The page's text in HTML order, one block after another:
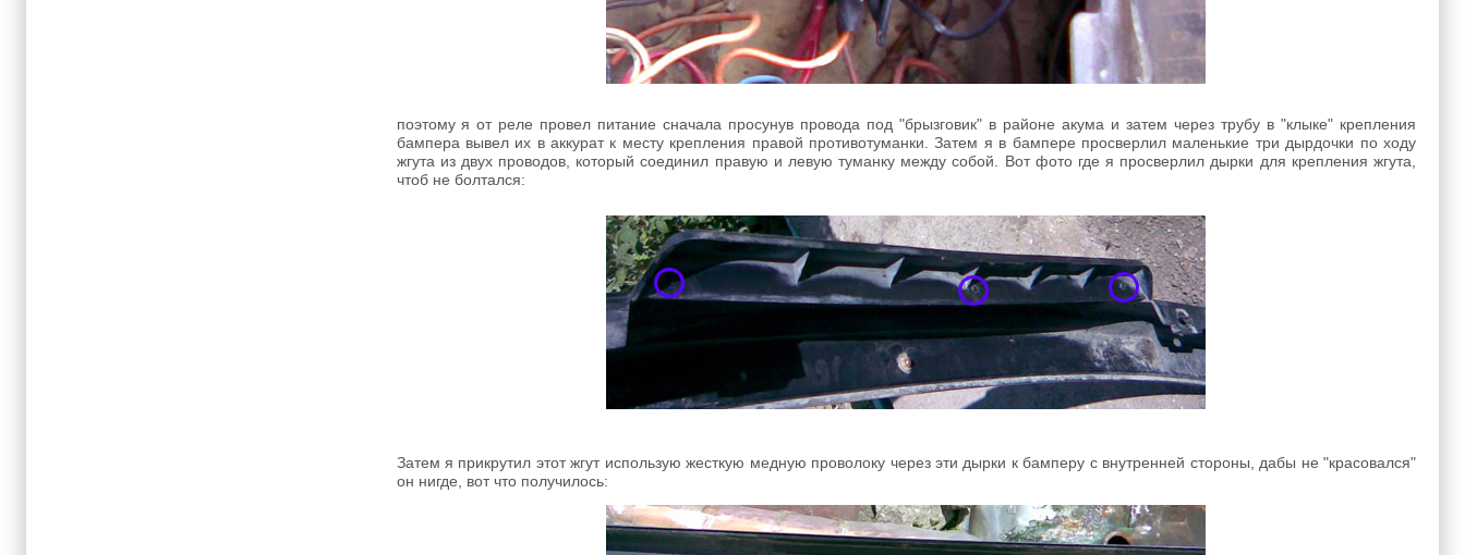
поэтому я от реле провел питание сначала просунув провода под "брызговик" в районе акума и затем через трубу в "клыке" крепления
бампера вывел их в аккурат к месту крепления правой противотуманки. Затем я в бампере просверлил маленькие три дырдочки по ходу
жгута из двух проводов, который соединил правую и левую туманку между собой. Вот фото где я просверлил дырки для крепления жгута,
чтоб не болтался:
Затем я прикрутил этот жгут использую жесткую медную проволоку через эти дырки к бамперу с внутренней стороны, дабы не "красовался"
он нигде, вот что получилось: